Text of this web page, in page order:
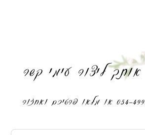
ליצור עימי קשר
חייגו עכשיו: 054-4993380 או מלאו פרטיכם ואחזור